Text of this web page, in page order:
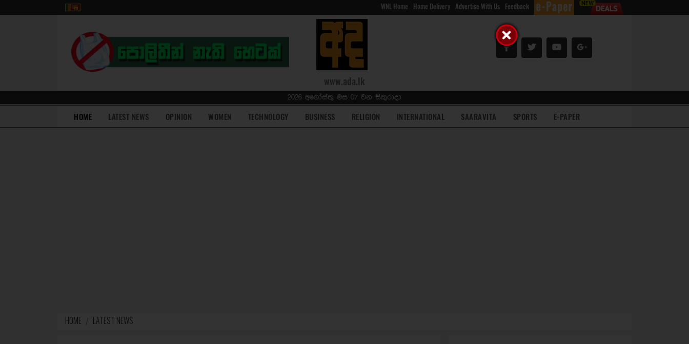
WNL Home Home Delivery Advertise With Us Feedback
www.ada.lk
2026 අගෝස්තු මස 07 වන සිකුරාදා
HOME(current)LATEST NEWS OPINION WOMEN TECHNOLOGY BUSINESS RELIGION INTERNATIONAL SAARAVITA SPORTS E-PAPER
HOME LATEST NEWS